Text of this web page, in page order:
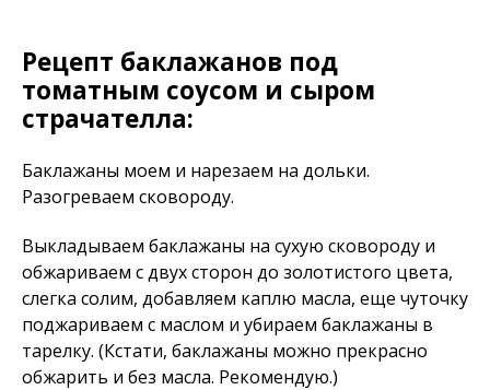
Рецепт баклажанов под
томатным соусом и сыром
страчателла:
Баклажаны моем и нарезаем на дольки.
Разогреваем сковороду.
Выкладываем баклажаны на сухую сковороду и
обжариваем с двух сторон до золотистого цвета,
слегка солим, добавляем каплю масла, еще чуточку
поджариваем с маслом и убираем баклажаны в
тарелку. (Кстати, баклажаны можно прекрасно
обжарить и без масла. Рекомендую.)